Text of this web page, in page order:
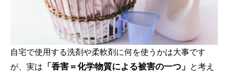
自宅で使用する洗剤や柔軟剤に何を使うかは大事です
が、実は 「香害＝化学物質による被害の一つ」 と考え